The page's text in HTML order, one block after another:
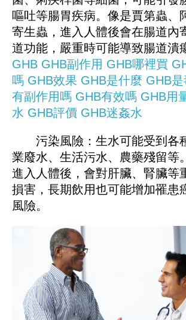
嘔吐等腸胃疾病。像是賈第蟲、
寄生蟲，進入人體後會在腸道內
道功能，嚴重時可能導致腸道潰
GHB GHB副作用 GHB哪裡買
嗎 GHB效果 GHB是什麼 GHB
有副作用嗎 GHB有效嗎 GHB用
水 GHB評價 GHB迷姦水
污染風險：生水可能受到各
業廢水、生活污水、農藥殘留等
進入人體後，會對肝臟、腎臟等
損害，長期飲用也可能增加罹患
風險。